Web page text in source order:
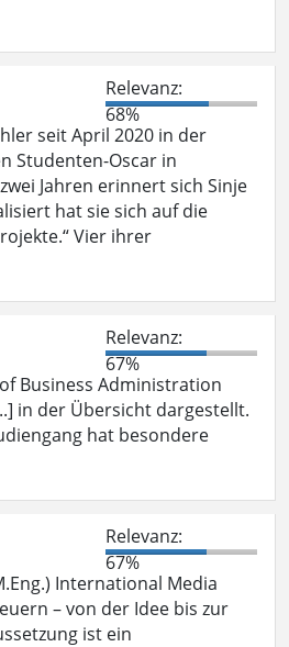
Relevanz:
68%
seit April 2020 in der
Studenten-Oscar in
Jahren erinnert sich Sinje
hat sie sich auf die
Vier ihrer
Relevanz:
67%
Business Administration
in der Übersicht dargestellt.
hat besondere
Relevanz:
67%
International Media
– von der Idee bis zur
ist ein